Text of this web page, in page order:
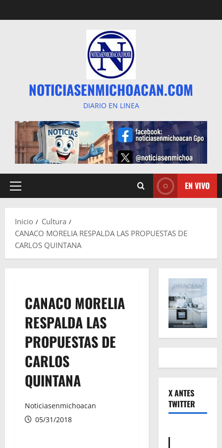
al
NOTICIASENMICHOACAN.COM
DIARIO EN LINEA
Menú
EN VIVO
Inicio
Cultura
CANACO MORELIA RESPALDA LAS PROPUESTAS DE
CARLOS QUINTANA
CANACO MORELIA
RESPALDA LAS
PROPUESTAS DE
CARLOS
QUINTANA
Noticiasenmichoacan
05/31/2018
X ANTES
TWITTER